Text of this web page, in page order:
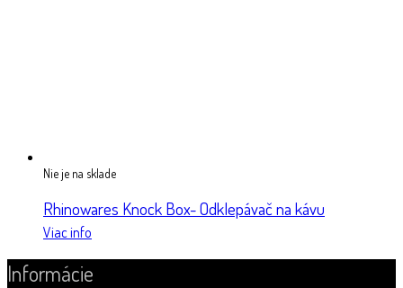
Nie je na sklade
Rhinowares Knock Box- Odklepávač na kávu
Viac info
Informácie